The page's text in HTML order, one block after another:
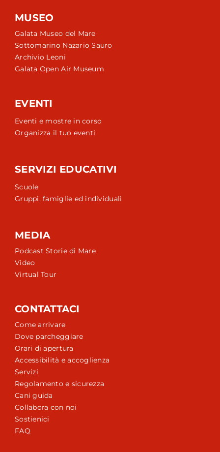
MUSEO
Galata Museo del Mare
Sottomarino Nazario Sauro
Archivio Leoni
Galata Open Air Museum
EVENTI
Eventi e mostre in corso
Organizza il tuo eventi
SERVIZI EDUCATIVI
Scuole
Gruppi, famiglie ed individuali
MEDIA
Podcast Storie di Mare
Video
Virtual Tour
CONTATTACI
Come arrivare
Dove parcheggiare
Orari di apertura
Accessibilità e accoglienza
Servizi
Regolamento e sicurezza
Cani guida
Collabora con noi
Sostienici
FAQ